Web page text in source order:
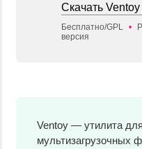
Скачать
Бесплатно/GPL •
версия
Ventoy — утилита
мультизагрузочных